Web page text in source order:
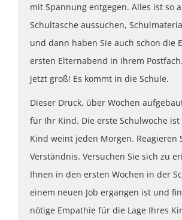
mit Spannung entgegen. Alles ist so
Schultasche aussuchen,
und dann haben Sie auch schon die
ersten Elternabend in Ihrem
jetzt groß! Es kommt in die Schule.
Dieser Druck, über Wochen
für Ihr Kind. Die erste Schulwoche
Kind weint jeden Morgen. Reagieren
Verständnis. Versuchen Sie sich zu
Ihnen in den ersten Wochen in der
einem neuen Job ergangen ist und
nötige Empathie für die Lage Ihres